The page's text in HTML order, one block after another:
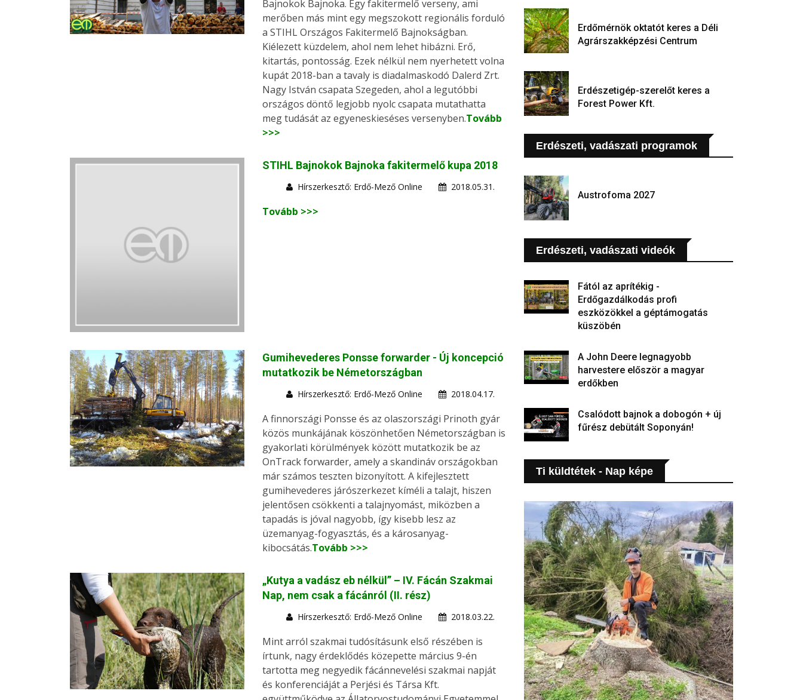
Bajnokok Bajnoka. Egy fakitermelő verseny, ami
merőben más mint egy megszokott regionális forduló
a STIHL Országos Fakitermelő Bajnokságban.
Kiélezett küzdelem, ahol nem lehet hibázni. Erő,
kitartás, pontosság. Ezek nélkül nem nyerhetett volna
kupát 2018-ban a tavaly is diadalmaskodó Dalerd Zrt.
Nagy István csapata Szegeden, ahol a legutóbbi
országos döntő legjobb nyolc csapata mutathatta
meg tudását az egyeneskieséses versenyben.Tovább
>>>
STIHL Bajnokok Bajnoka fakitermelő kupa 2018
Hírszerkesztő: Erdő-Mező Online 2018.05.31.
Tovább >>>
Gumihevederes Ponsse forwarder - Új koncepció
mutatkozik be Németországban
Hírszerkesztő: Erdő-Mező Online 2018.04.17.
A finnországi Ponsse és az olaszországi Prinoth gyár
közös munkájának köszönhetően Németországban is
gyakorlati körülmények között mutatkozik be az
OnTrack forwarder, amely a skandináv országokban
már számos teszten bizonyított. A kifejlesztett
gumihevederes járószerkezet kíméli a talajt, hiszen
jelentősen csökkenti a talajnyomást, miközben a
tapadás is jóval nagyobb, így kisebb lesz az
üzemanyag-fogyasztás, és a károsanyag-
kibocsátás.Tovább >>>
„Kutya a vadász eb nélkül” – IV. Fácán Szakmai
Nap, nem csak a fácánról (II. rész)
Hírszerkesztő: Erdő-Mező Online 2018.03.22.
Mint arról szakmai tudósításunk első részében is
írtunk, nagy érdeklődés közepette március 9-én
tartotta meg negyedik fácánnevelési szakmai napját
és konferenciáját a Perjési és Társa Kft.
Erdőmérnök oktatót keres a Déli
Agrárszakképzési Centrum
Erdészetigép-szerelőt keres a
Forest Power Kft.
Erdészeti, vadászati programok
Austrofoma 2027
Erdészeti, vadászati videók
Fától az aprítékig -
Erdőgazdálkodás profi
eszközökkel a géptámogatás
küszöbén
A John Deere legnagyobb
harvestere először a magyar
erdőkben
Csalódott bajnok a dobogón + új
fűrész debütált Soponyán!
Ti küldtétek - Nap képe